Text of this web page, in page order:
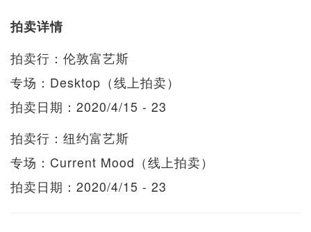
拍卖详情
拍卖行：伦敦富艺斯
专场：Desktop（线上拍卖）
拍卖日期：2020/4/15 - 23
拍卖行：纽约富艺斯
专场：Current Mood（线上拍卖）
拍卖日期：2020/4/15 - 23